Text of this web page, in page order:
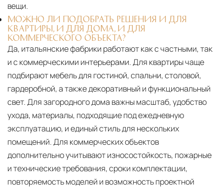
вещи.
МОЖНО ЛИ ПОДОБРАТЬ РЕШЕНИЯ И ДЛЯ
КВАРТИРЫ, И ДЛЯ ДОМА, И ДЛЯ
КОММЕРЧЕСКОГО ОБЪЕКТА?
Да, итальянские фабрики работают как с частными, так
и с коммерческими интерьерами. Для квартиры чаще
подбирают мебель для гостиной, спальни, столовой,
гардеробной, а также декоративный и функциональный
свет. Для загородного дома важны масштаб, удобство
ухода, материалы, подходящие под ежедневную
эксплуатацию, и единый стиль для нескольких
помещений. Для коммерческих объектов
дополнительно учитывают износостойкость, пожарные
и технические требования, сроки комплектации,
повторяемость моделей и возможность проектной